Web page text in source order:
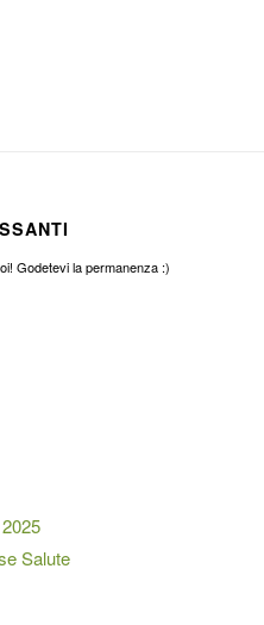
Godetevi la permanenza :)
Salute